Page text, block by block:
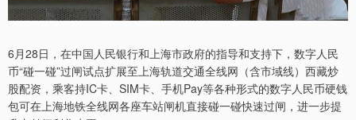
6月28日，在中国人民银行和上海市政府的指导和支持下，数字人民
币“碰一碰”过闸试点扩展至上海轨道交通全线网（含市域线）西藏炒
股配资，乘客持IC卡、SIM卡、手机Pay等各种形式的数字人民币硬钱
包可在上海地铁全线网各座车站闸机直接碰一碰快速过闸，进一步提